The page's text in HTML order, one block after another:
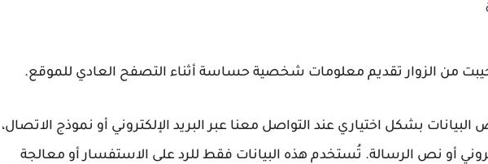
من الزوار تقديم معلومات شخصية حساسة أثناء التصفح العادي للموقع.
بشكل اختياري عند التواصل معنا عبر البريد الإلكتروني أو نموذج الاتصال،
أو نص الرسالة. تُستخدم هذه البيانات فقط للرد على الاستفسار أو معالجة